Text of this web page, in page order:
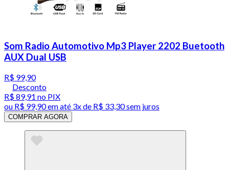
Som Radio Automotivo Mp3 Player 2202 Buetooth
AUX Dual USB
R$ 99,90
Desconto
R$ 89,91 no PIX
ou R$ 99,90em até 3x de R$ 33,30 sem juros
COMPRAR AGORA